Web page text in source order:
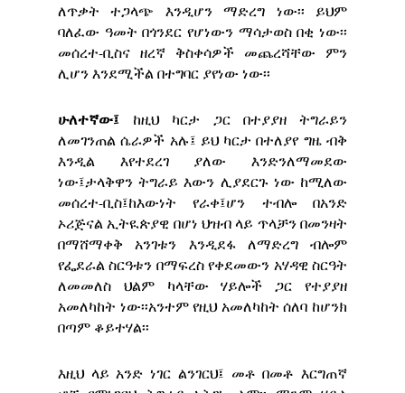
ለጥቃት ተጋላጭ እንዲሆን ማድረግ ነው፡፡ ይህም
ባለፈው ዓመት በጎንደር የሆነውን ማሳታወስ በቂ ነው፡፡
መሰረተ-ቢስና ዘረኛ ቅስቀሳዎች መጨረሻቸው ምን
ሊሆን እንደሚችል በተግባር ያየነው ነው፡፡
ሁለተኛው፤ ከዚህ ካርታ ጋር በተያያዘ ትግራይን
ለመገንጠል ሴራዎች አሉ፤ ይህ ካርታ በተለያየ ግዜ ብቅ
እንዲል እየተደረገ ያለው እንድንለማመደው
ነው፤ታላቅዋን ትግራይ እውን ሊያደርጉ ነው ከሚለው
መሰረተ-ቢስ፤ከእውነት የራቀ፤ሆን ተብሎ በአንድ
ኦሪጅናል ኢትዪጵያዊ በሆነ ህዝብ ላይ ጥላቻን በመንዛት
በማሸማቀቅ አንገቱን እንዲደፋ ለማድረግ ብሎም
የፌደራል ስርዓቱን በማፍረስ የቀደመውን አሃዳዊ ስርዓት
ለመመለስ ህልም ካላቸው ሃይሎች ጋር የተያያዘ
አመለካከት ነው፡፡አንተም የዚህ አመለካከት ሰለባ ከሆንክ
በጣም ቆይተሃል፡፡
እዚህ ላይ አንድ ነገር ልንገርህ፤ መቶ በመቶ እርግጠኛ